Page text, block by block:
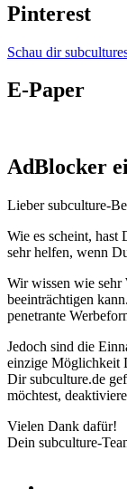
Pinterest
Schau dir
E-Paper
AdBlocker
Lieber subculture-
Wie es scheint, hast
sehr helfen, wenn
Wir wissen wie sehr
beeinträchtigen
penetrante
Jedoch sind die
einzige Möglichkeit
Dir subculture.de
möchtest,
Vielen Dank dafür!
Dein subculture-